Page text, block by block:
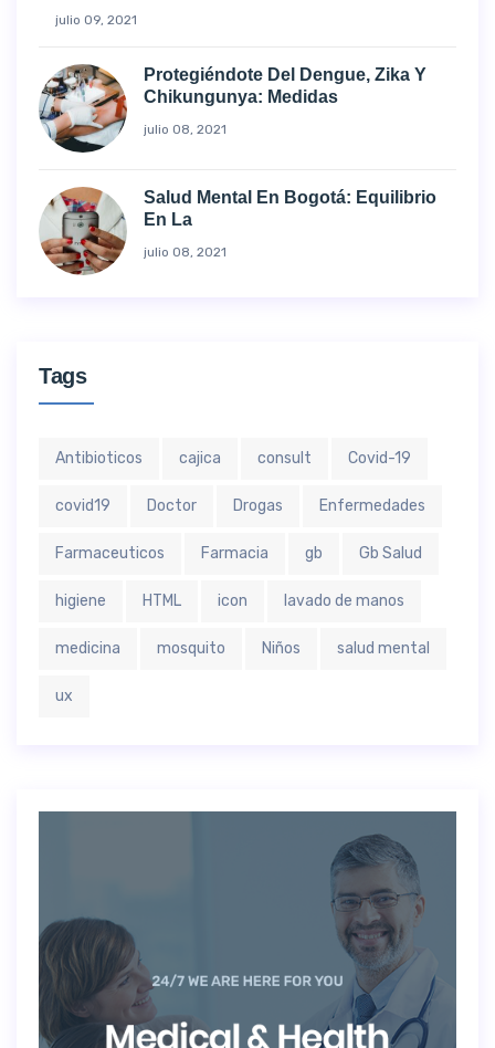
julio 09, 2021
Protegiéndote Del Dengue, Zika Y
Chikungunya: Medidas
julio 08, 2021
Salud Mental En Bogotá: Equilibrio
En La
julio 08, 2021
Tags
Antibioticos cajica consult Covid-19
covid19 Doctor Drogas Enfermedades
Farmaceuticos Farmacia gb Gb Salud
higiene HTML icon lavado de manos
medicina mosquito Niños salud mental
ux